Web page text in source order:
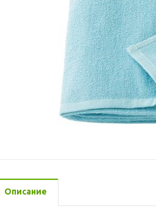
Описание